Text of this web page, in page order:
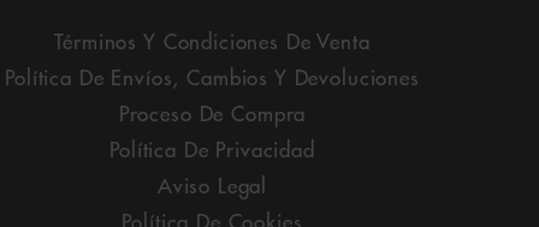
Términos Y Condiciones De Venta
Política De Envíos, Cambios Y Devoluciones
Proceso De Compra
Política De Privacidad
Aviso Legal
Política De Cookies